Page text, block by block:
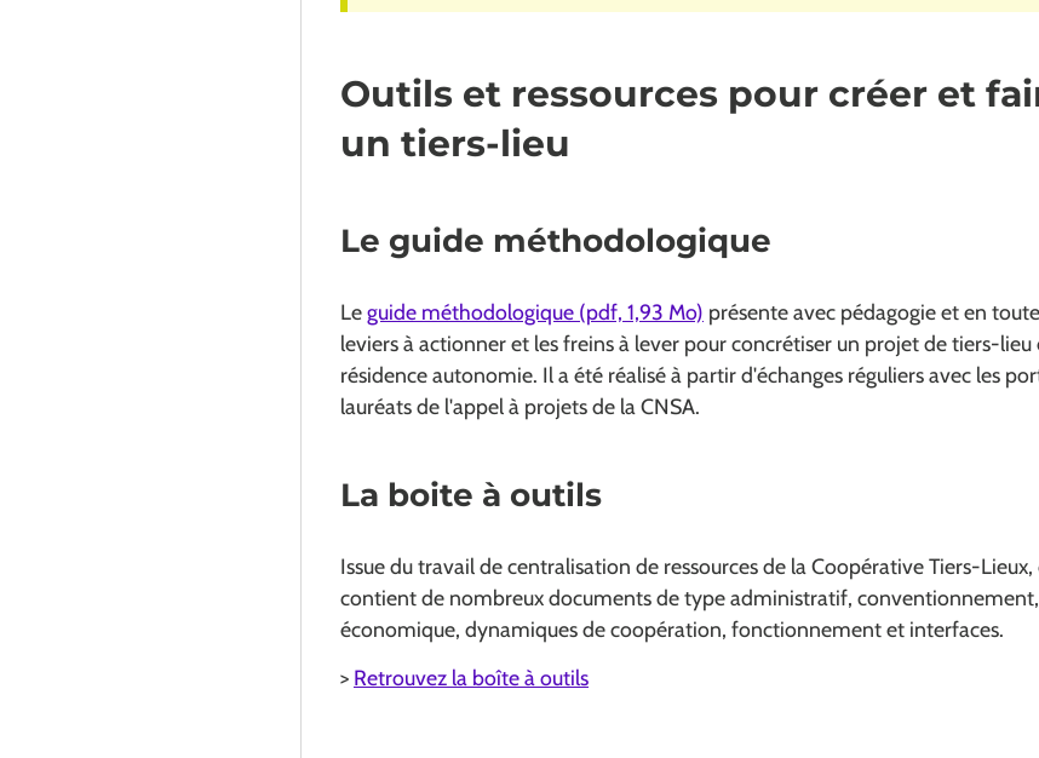
Outils et ressources pour créer et
un tiers-lieu
Le guide méthodologique
Leguide méthodologique (pdf, 1,93 Mo) présente avec pédagogie et en
leviers à actionner et les freins à lever pour concrétiser un projet de tiers-lieu
résidence autonomie. Il a été réalisé à partir d'échanges réguliers avec les
lauréats de l'appel à projets de la CNSA.
La boite à outils
Issue du travail de centralisation de ressources de la Coopérative Tiers-
contient de nombreux documents de type administratif,
économique, dynamiques de coopération, fonctionnement et interfaces.
> Retrouvez la boîte à outils